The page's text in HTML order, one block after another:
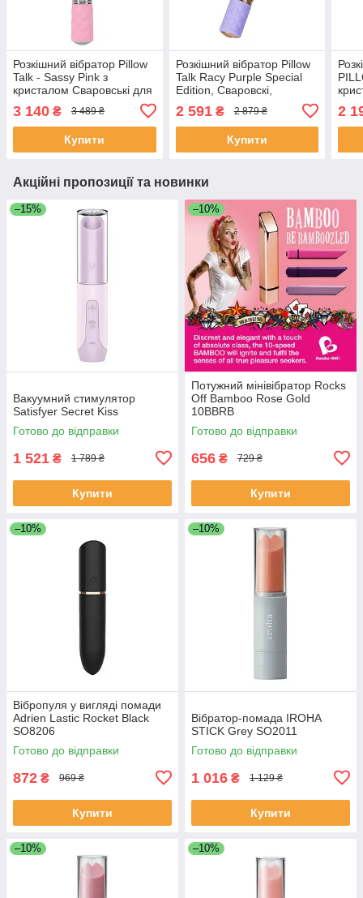
Розкішний вібратор Pillow
Talk - Sassy Pink з
кристалом Сваровські для
упаковка SO2723
3 140 ₴ 3 489 ₴
Купити
Розкішний вібратор Pillow
Talk Racy Purple Special
Edition, Сваровскі,
SO6855
2 591₴ 2 879 ₴
Купити
2
Акційні пропозиції та новинки
–15%
Вакуумний стимулятор
Satisfyer Secret Kiss
Готово до відправки
1 521 ₴ 1 789 ₴
Купити
–10%
Потужний мінівібратор Rocks
Off Bamboo Rose Gold
10BBRB
Готово до відправки
656 ₴ 729 ₴
Купити
–10%
Вібропуля у вигляді помади
Adrien Lastic Rocket Black
SO8206
Готово до відправки
872 ₴ 969 ₴
Купити
–10%
Вібратор-помада IROHA
STICK Grey SO2011
Готово до відправки
1 016 ₴ 1 129 ₴
Купити
–10% –10%